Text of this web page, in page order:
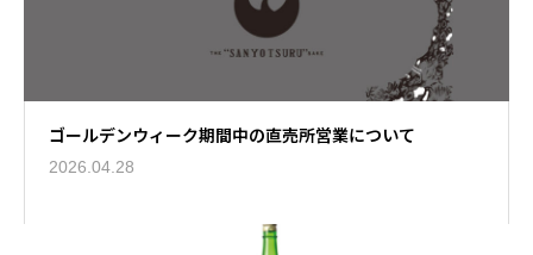
ゴールデンウィーク期間中の直売所営業について
2026.04.28